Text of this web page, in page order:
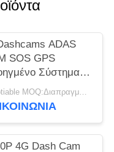
ADAS
SOS GPS
Σύστημα
Βοήθειας
negotiable MOQ:Διαπραγματεύσιμα
4G Dash Cam